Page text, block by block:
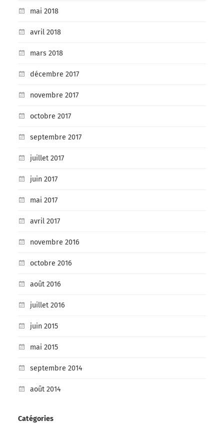
mai 2018
avril 2018
mars 2018
décembre 2017
novembre 2017
octobre 2017
septembre 2017
juillet 2017
juin 2017
mai 2017
avril 2017
novembre 2016
octobre 2016
août 2016
juillet 2016
juin 2015
mai 2015
septembre 2014
août 2014
Catégories